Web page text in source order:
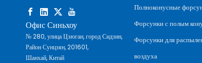
Офис Синьхоу
№ 280, улица Цзюган, город Сидзин,
Район Сунцзян, 201601,
Шанхай, Китай
Полноконусные
Форсунки с полым
Форсунки для
воздуха